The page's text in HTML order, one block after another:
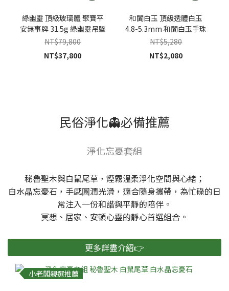
綠幽靈 頂級玻璃體 聚寶平
安無事牌 31.5g 綠幽靈吊墜
NT$79,800
NT$37,800
和闐白玉 頂級透體白玉
4.8-5.3mm 和闐白玉手珠
NT$5,280
NT$2,080
民俗淨化👻必備推薦
淨化忘憂套組
秘魯聖木與白鼠尾草，煙霧溫柔淨化空間與心緒；
白水晶忘憂石，手感圓潤光滑，適合隨身攜帶，為忙碌的日
常注入一份和諧與平靜的陪伴。
冥想、居家、安頓心靈的靜心首選組合。
更多詳盡介紹👉
小老闆親選推薦